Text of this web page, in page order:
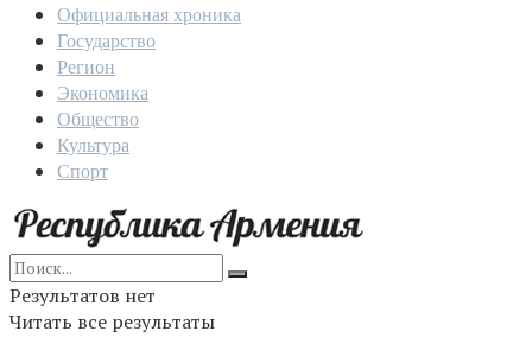
Официальная хроника
Государство
Регион
Экономика
Общество
Культура
Спорт
Результатов нет
Читать все результаты